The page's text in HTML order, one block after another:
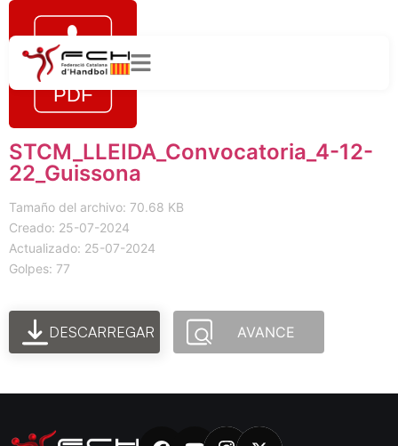
STCM_LLEIDA_Convocatoria_4-12-
22_Guissona
Tamaño del archivo: 70.68 KB
Creado: 25-07-2024
Actualizado: 25-07-2024
Golpes: 77
DESCARREGAR AVANCE